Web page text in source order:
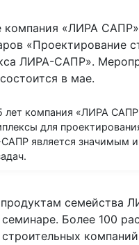
компания «ЛИРА
«Проектирование
ЛИРА-САПР».
в мае.
лет компания «ЛИРА
для
является значимым
семейства
Более 100